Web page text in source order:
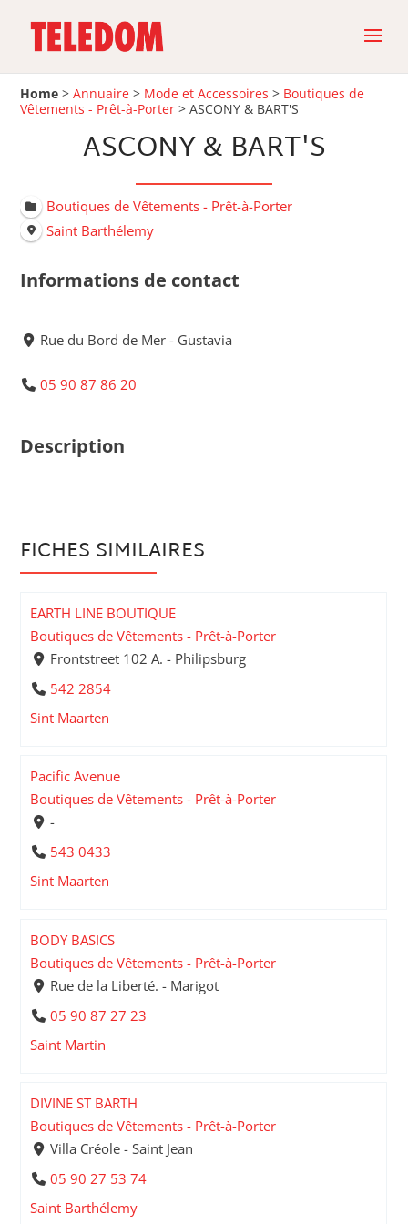
Home >Annuaire > Mode et Accessoires > Boutiques de
Vêtements - Prêt-à-Porter >ASCONY & BART'S
ASCONY & BART'S
Boutiques de Vêtements - Prêt-à-Porter
Saint Barthélemy
Informations de contact
Rue du Bord de Mer - Gustavia
05 90 87 86 20
Description
FICHES SIMILAIRES
EARTH LINE BOUTIQUE
Boutiques de Vêtements - Prêt-à-Porter
Frontstreet 102 A. - Philipsburg
542 2854
Sint Maarten
Pacific Avenue
Boutiques de Vêtements - Prêt-à-Porter
-
543 0433
Sint Maarten
BODY BASICS
Boutiques de Vêtements - Prêt-à-Porter
Rue de la Liberté. - Marigot
05 90 87 27 23
Saint Martin
DIVINE ST BARTH
Boutiques de Vêtements - Prêt-à-Porter
Villa Créole - Saint Jean
05 90 27 53 74
Saint Barthélemy